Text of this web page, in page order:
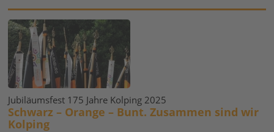
Jubiläumsfest 175 Jahre Kolping 2025
Schwarz – Orange – Bunt. Zusammen sind wir
Kolping